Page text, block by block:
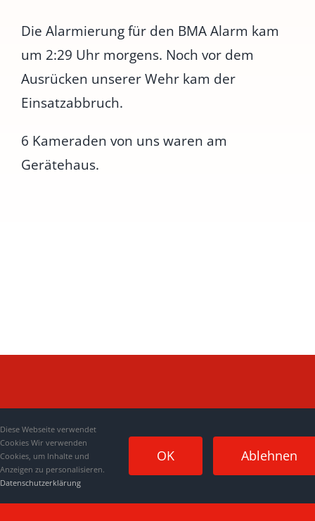
Die Alarmierung für den BMA Alarm kam
um 2:29 Uhr morgens. Noch vor dem
Ausrücken unserer Wehr kam der
Einsatzabbruch.
6 Kameraden von uns waren am
Gerätehaus.
Impressum|Datenschutzerklärung|
Diese Webseite verwendet
Cookies Wir verwenden
Cookies, um Inhalte und
Anzeigen zu personalisieren.
Datenschutzerklärung
OK Ablehnen